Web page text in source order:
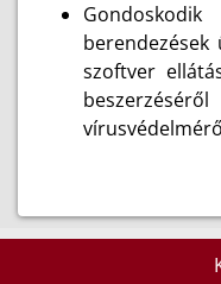
szoftver